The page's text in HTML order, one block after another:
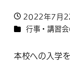
投稿日2022年7月
カテゴリー
行事・講習
本校への入学